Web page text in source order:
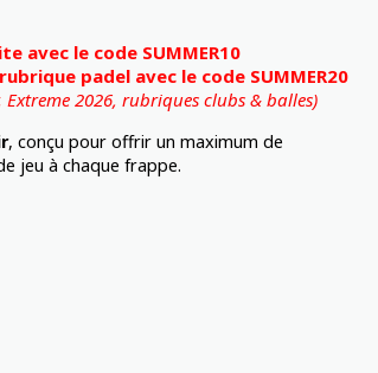
avec le code SUMMER10
padel avec le code SUMMER20
2026, rubriques clubs & balles)
, conçu pour offrir un maximum de
jeu à chaque frappe.